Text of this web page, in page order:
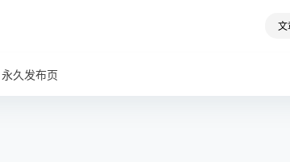
文
永久发布页